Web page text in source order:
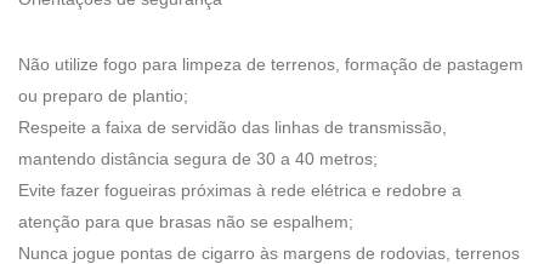
Não utilize fogo para limpeza de terrenos, formação de pastagem
ou preparo de plantio;
Respeite a faixa de servidão das linhas de transmissão,
mantendo distância segura de 30 a 40 metros;
Evite fazer fogueiras próximas à rede elétrica e redobre a
atenção para que brasas não se espalhem;
Nunca jogue pontas de cigarro às margens de rodovias, terrenos